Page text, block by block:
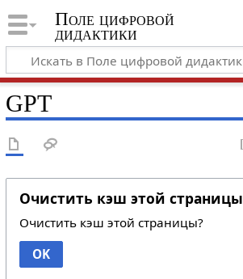
Поле цифровой
дидактики
GPT
Очистить кэш этой страницы
Очистить кэш этой страницы?
OK